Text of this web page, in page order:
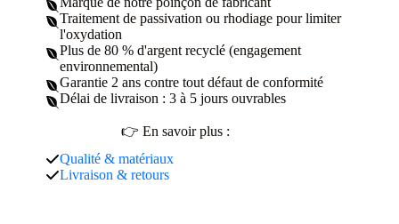
Traitement de passivation ou rhodiage pour limiter
l'oxydation
Plus de 80 % d'argent recyclé (engagement
environnemental)
Garantie 2 ans contre tout défaut de conformité
Délai de livraison : 3 à 5 jours ouvrables
👉 En savoir plus :
Qualité & matériaux
Livraison & retours